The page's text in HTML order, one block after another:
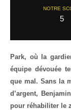
NOTRE
5
Park, où la
équipe dévouée
que mal. Sans la
d’argent,
pour réhabiliter le